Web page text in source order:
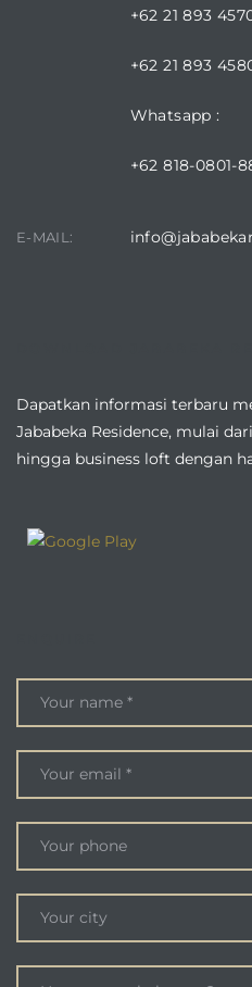
+62 21 893
+62 21 893
Whatsapp :
+62 818-0801-
E-MAIL:
Dapatkan informasi terbaru
Jababeka Residence, mulai
hingga business loft dengan